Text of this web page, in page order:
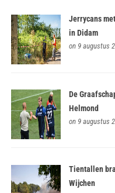
Jerrycans
in Didam
on 9 augustus
De
Helmond
on 9 augustus
Tientallen
Wijchen